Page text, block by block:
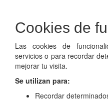
Cookies de
Las cookies de
servicios o para recordar
mejorar tu visita.
Se utilizan para:
Recordar